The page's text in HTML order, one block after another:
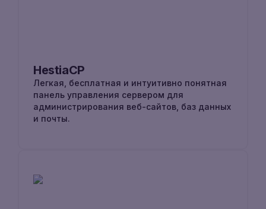
HestiaCP
Легкая, бесплатная и интуитивно понятная
панель управления сервером для
администрирования веб-сайтов, баз данных
и почты.